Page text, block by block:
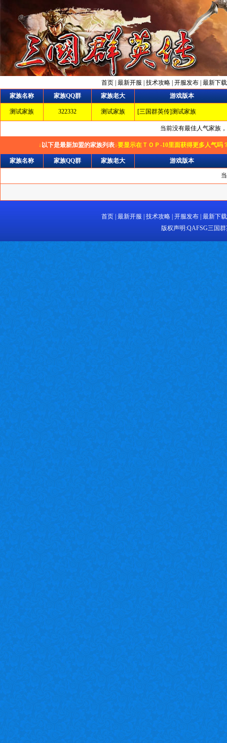
首页| 最新开服 技术攻略| 开服发布| 最新下载
家族名称
家族QQ群 家族老大 游戏版本
测试家族 322332 测试家族 [三国群英传]测试家族
当前没有最佳人气家族
↓以下是最新加盟的家族列表↓要显示在ＴＯＰ-10里面获得更多人气吗
家族名称 家族QQ群 家族老大 游戏版本
首页| 最新开服 技术攻略| 开服发布| 最新下载
版权声明:QAFSG三国